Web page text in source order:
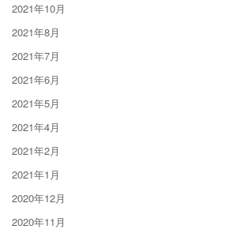
2021年10月
2021年8月
2021年7月
2021年6月
2021年5月
2021年4月
2021年2月
2021年1月
2020年12月
2020年11月